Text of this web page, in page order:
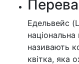
Едельвейс
національна
називають
квітка, яка